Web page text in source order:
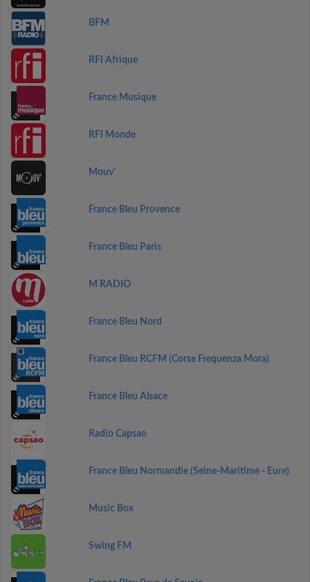
BFM
RFI Afrique
France Musique
RFI Monde
Mouv'
France Bleu Provence
France Bleu Paris
M RADIO
France Bleu Nord
France Bleu RCFM (Corse Frequenza Mora)
France Bleu Alsace
Radio Capsao
France Bleu Normandie (Seine-Maritime - Eure)
Music Box
Swing FM